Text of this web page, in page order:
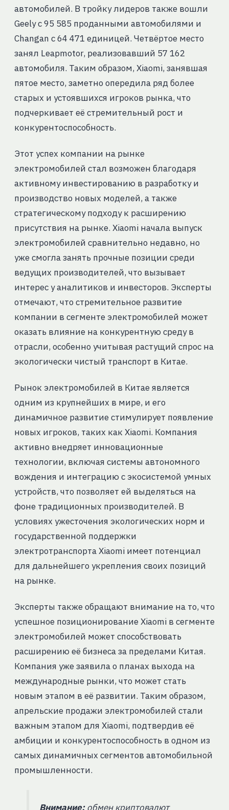
автомобилей. В тройку лидеров также вошли
Geely с 95 585 проданными автомобилями и
Changan с 64 471 единицей. Четвёртое место
занял Leapmotor, реализовавший 57 162
автомобиля. Таким образом, Xiaomi, занявшая
пятое место, заметно опередила ряд более
старых и устоявшихся игроков рынка, что
подчеркивает её стремительный рост и
конкурентоспособность.
Этот успех компании на рынке
электромобилей стал возможен благодаря
активному инвестированию в разработку и
производство новых моделей, а также
стратегическому подходу к расширению
присутствия на рынке. Xiaomi начала выпуск
электромобилей сравнительно недавно, но
уже смогла занять прочные позиции среди
ведущих производителей, что вызывает
интерес у аналитиков и инвесторов. Эксперты
отмечают, что стремительное развитие
компании в сегменте электромобилей может
оказать влияние на конкурентную среду в
отрасли, особенно учитывая растущий спрос на
экологически чистый транспорт в Китае.
Рынок электромобилей в Китае является
одним из крупнейших в мире, и его
динамичное развитие стимулирует появление
новых игроков, таких как Xiaomi. Компания
активно внедряет инновационные
технологии, включая системы автономного
вождения и интеграцию с экосистемой умных
устройств, что позволяет ей выделяться на
фоне традиционных производителей. В
условиях ужесточения экологических норм и
государственной поддержки
электротранспорта Xiaomi имеет потенциал
для дальнейшего укрепления своих позиций
на рынке.
Эксперты также обращают внимание на то, что
успешное позиционирование Xiaomi в сегменте
электромобилей может способствовать
расширению её бизнеса за пределами Китая.
Компания уже заявила о планах выхода на
международные рынки, что может стать
новым этапом в её развитии. Таким образом,
апрельские продажи электромобилей стали
важным этапом для Xiaomi, подтвердив её
амбиции и конкурентоспособность в одном из
самых динамичных сегментов автомобильной
промышленности.
Внимание:обмен криптовалют